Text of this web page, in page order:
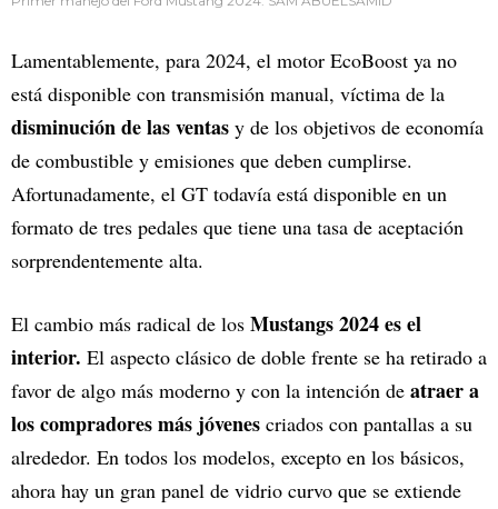
Lamentablemente, para 2024, el motor EcoBoost ya no
está disponible con transmisión manual, víctima de la
disminución de las ventas y de los objetivos de economía
de combustible y emisiones que deben cumplirse.
Afortunadamente, el GT todavía está disponible en un
formato de tres pedales que tiene una tasa de aceptación
sorprendentemente alta.
El cambio más radical de los Mustangs 2024 es el
interior. El aspecto clásico de doble frente se ha retirado a
favor de algo más moderno y con la intención de atraer a
los compradores más jóvenes criados con pantallas a su
alrededor. En todos los modelos, excepto en los básicos,
ahora hay un gran panel de vidrio curvo que se extiende